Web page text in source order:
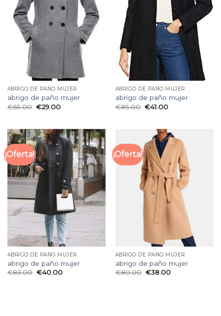
ABRIGO DE PAÑO MUJER
abrigo de paño mujer
€65.00 €29.00
ABRIGO DE PAÑO MUJER
abrigo de paño mujer
€85.00 €41.00
¡Oferta!
ABRIGO DE PAÑO MUJER
abrigo de paño mujer
€83.00 €40.00
¡Oferta!
ABRIGO DE PAÑO MUJER
abrigo de paño mujer
€80.00 €38.00